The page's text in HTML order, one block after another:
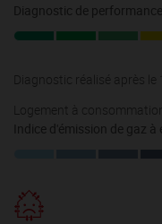
Diagnostic de
Diagnostic réalisé après le
Logement à
Indice d'émission de gaz à